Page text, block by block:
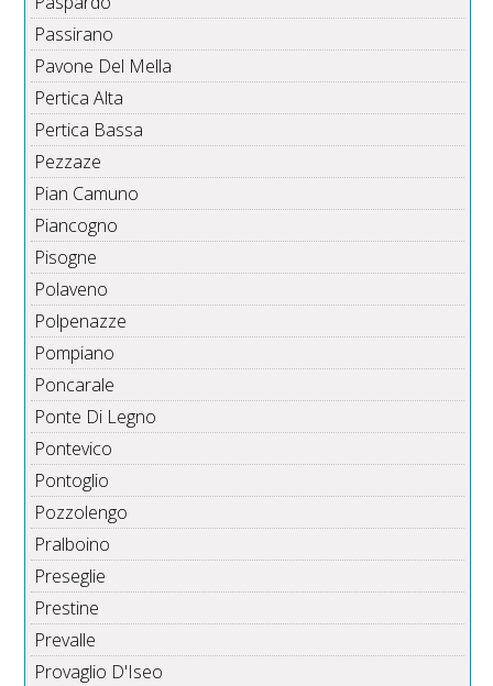
Passirano
Pavone Del Mella
Pertica Alta
Pertica Bassa
Pezzaze
Pian Camuno
Piancogno
Pisogne
Polaveno
Polpenazze
Pompiano
Poncarale
Ponte Di Legno
Pontevico
Pontoglio
Pozzolengo
Pralboino
Preseglie
Prestine
Prevalle
Provaglio D'Iseo